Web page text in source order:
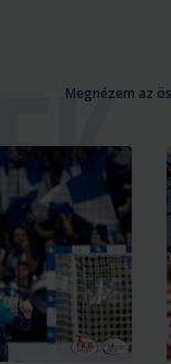
Megnézem az